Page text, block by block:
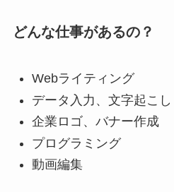
どんな仕事があるの？
Webライティング
データ入力、文字起こし
企業ロゴ、バナー作成
プログラミング
動画編集